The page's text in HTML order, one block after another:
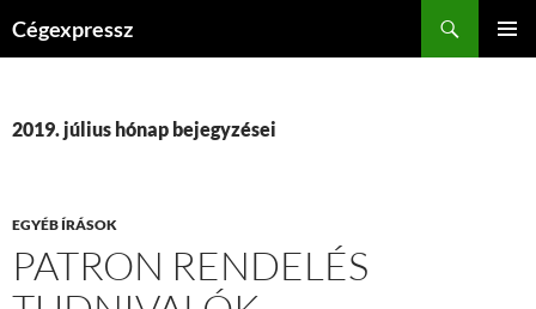
Cégexpressz
2019. július hónap bejegyzései
EGYÉB ÍRÁSOK
PATRON RENDELÉS